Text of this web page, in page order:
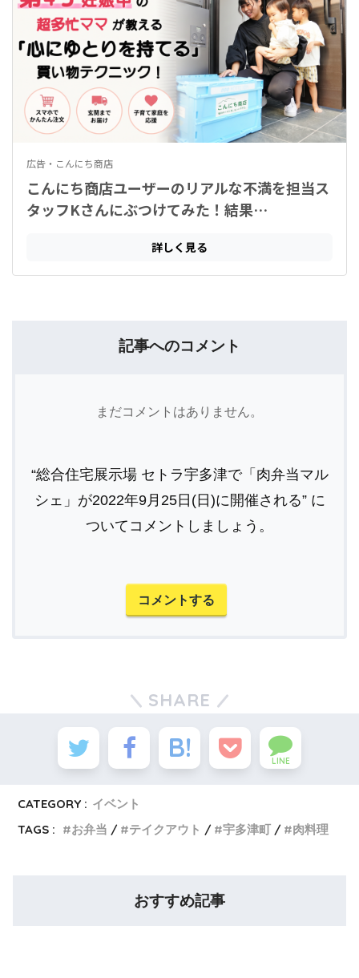
記事へのコメント
まだコメントはありません。
“総合住宅展示場 セトラ宇多津で「肉弁当マル
シェ」が2022年9月25日(日)に開催される” に
ついてコメントしましょう。
コメントする
SHARE
LINE
CATEGORY : イベント
TAGS :
お弁当 テイクアウト 宇多津町 肉料理
おすすめ記事